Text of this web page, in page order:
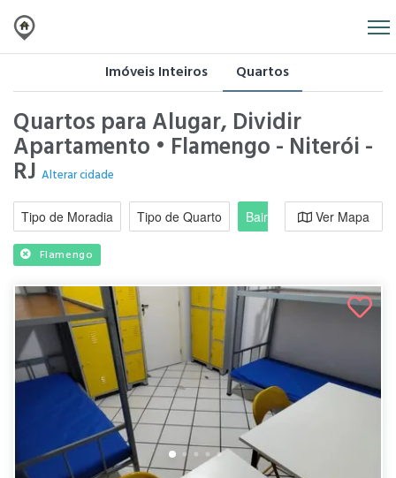
Imóveis Inteiros Quartos
Quartos para Alugar, Dividir
Apartamento • Flamengo - Niterói -
RJ Alterar cidade
Tipo de Moradia Tipo de Quarto Bairro / RegiãoVer Mapa
Flamengo